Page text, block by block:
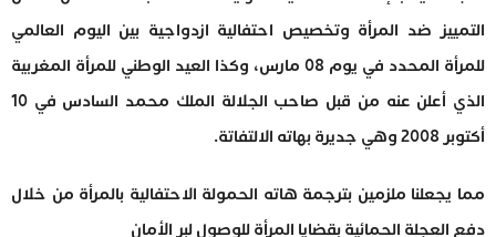
التمييز ضد المرأة وتخصيص احتفالية ازدواجية بين اليوم العالمي
للمرأة المحدد في يوم 08 مارس، وكذا العيد الوطني للمرأة المغربية
الذي أعلن عنه من قبل صاحب الجلالة الملك محمد السادس في 10
أكتوبر 2008 وهي جديرة بهاته الالتفاتة.
مما يجعلنا ملزمين بترجمة هاته الحمولة الاحتفالية بالمرأة من خلال
دفع العجلة الحمائية بقضايا المرأة للوصول لبر الأمان